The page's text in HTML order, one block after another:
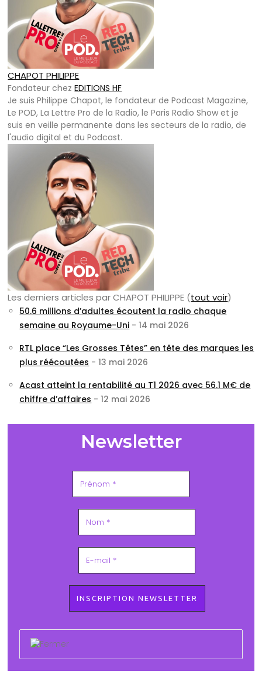
CHAPOT PHILIPPE
Fondateur chezEDITIONS HF
Je suis Philippe Chapot, le fondateur de Podcast Magazine,
Le POD, La Lettre Pro de la Radio, le Paris Radio Show et je
suis en veille permanente dans les secteurs de la radio, de
l'audio digital et du Podcast.
Les derniers articles par CHAPOT PHILIPPE (tout voir)
50.6 millions d’adultes écoutent la radio chaque
semaine au Royaume-Uni - 14 mai 2026
RTL place “Les Grosses Têtes” en tête des marques les
plus réécoutées - 13 mai 2026
Acast atteint la rentabilité au T1 2026 avec 56.1 M€ de
chiffre d’affaires - 12 mai 2026
Newsletter